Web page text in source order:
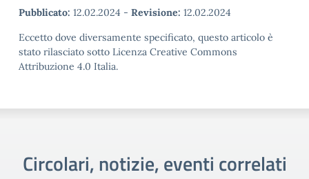
Pubblicato: 12.02.2024 - Revisione: 12.02.2024
Eccetto dove diversamente specificato, questo articolo è
stato rilasciato sotto Licenza Creative Commons
Attribuzione 4.0 Italia.
Circolari, notizie, eventi correlati